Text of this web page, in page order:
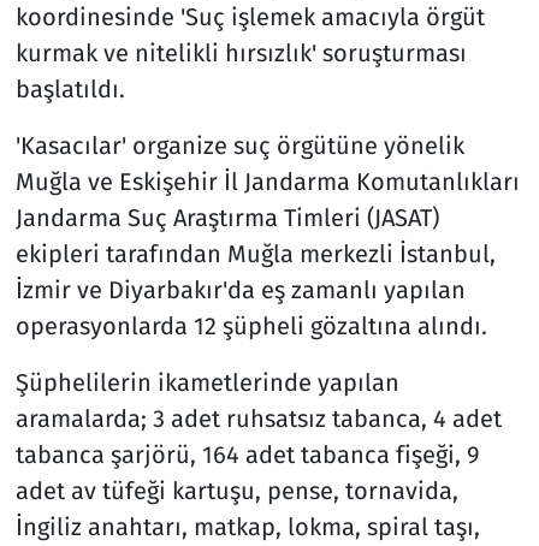
koordinesinde 'Suç işlemek amacıyla örgüt
kurmak ve nitelikli hırsızlık' soruşturması
başlatıldı.
'Kasacılar' organize suç örgütüne yönelik
Muğla ve Eskişehir İl Jandarma Komutanlıkları
Jandarma Suç Araştırma Timleri (JASAT)
ekipleri tarafından Muğla merkezli İstanbul,
İzmir ve Diyarbakır'da eş zamanlı yapılan
operasyonlarda 12 şüpheli gözaltına alındı.
Şüphelilerin ikametlerinde yapılan
aramalarda; 3 adet ruhsatsız tabanca, 4 adet
tabanca şarjörü, 164 adet tabanca fişeği, 9
adet av tüfeği kartuşu, pense, tornavida,
İngiliz anahtarı, matkap, lokma, spiral taşı,